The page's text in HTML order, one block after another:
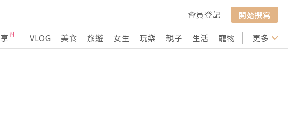
會員登記
開始撰寫
VLOG 美食 旅遊 女生 玩樂 親子 生活 寵物 行山 打卡
更多